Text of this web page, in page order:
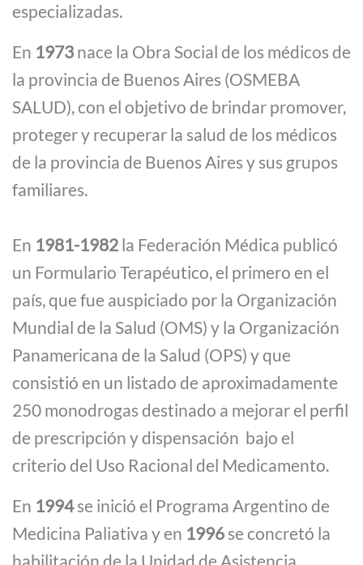
especializadas.
En 1973nace la Obra Social de los médicos de
la provincia de Buenos Aires (OSMEBA
SALUD), con el objetivo de brindar promover,
proteger y recuperar la salud de los médicos
de la provincia de Buenos Aires y sus grupos
familiares.
En 1981-1982la Federación Médica publicó
un Formulario Terapéutico, el primero en el
país, que fue auspiciado por la Organización
Mundial de la Salud (OMS) y la Organización
Panamericana de la Salud (OPS) y que
consistió en un listado de aproximadamente
250 monodrogas destinado a mejorar el perfil
de prescripción y dispensación bajo el
criterio del Uso Racional del Medicamento.
En 1994se inició el Programa Argentino de
Medicina Paliativa y en 1996se concretó la
habilitación de la Unidad de Asistencia,